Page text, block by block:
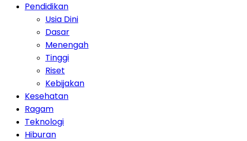
Pendidikan
Usia Dini
Dasar
Menengah
Tinggi
Riset
Kebijakan
Kesehatan
Ragam
Teknologi
Hiburan